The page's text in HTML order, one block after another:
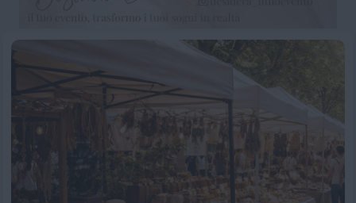
CATEGORIE EVENTI
Bimbi Cinema Corsi Cucina Cultura
Musica Sagra Spettacolo Sport
Privacy e Cookie Login